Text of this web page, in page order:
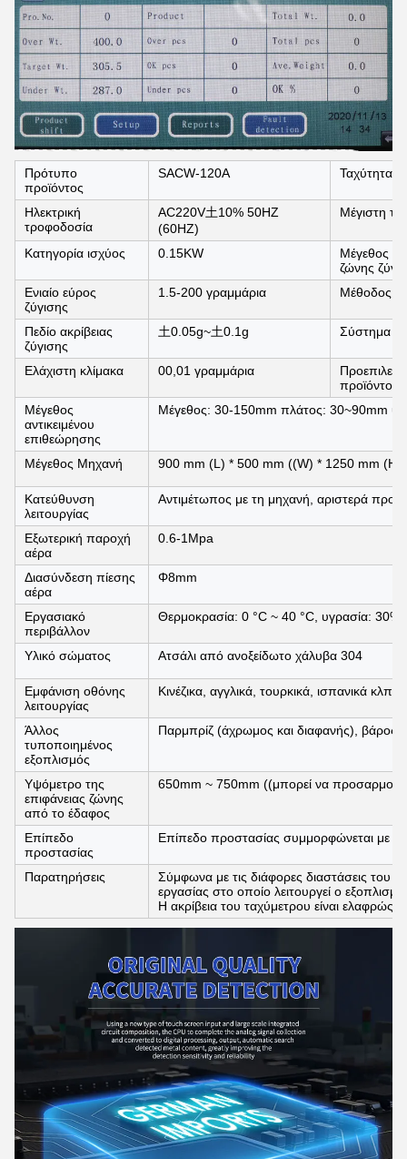
Πρότυπο
προϊόντος
SACW-120A Ταχύτητα
Ηλεκτρική
τροφοδοσία
AC220V土10% 50HZ
(60HZ)
Μέγιστη
Κατηγορία ισχύος 0.15KW
Μέγεθος
ζώνης
Ενιαίο εύρος
ζύγισης
1.5-200 γραμμάρια Μέθοδος
Πεδίο ακρίβειας
ζύγισης
土0.05g~土0.1g Σύστημα
Ελάχιστη κλίμακα 00,01 γραμμάρια
προϊόντος
Μέγεθος
αντικειμένου
επιθεώρησης
Μέγεθος: 30-150mm πλάτος: 30~90mm
Μέγεθος Μηχανή 900 mm (L) * 500 mm ((W) * 1250 mm (H)
Κατεύθυνση
λειτουργίας
Αντιμέτωπος με τη μηχανή, αριστερά προς
Εξωτερική παροχή
αέρα
0.6-1Mpa
Διασύνδεση πίεσης
αέρα
Φ8mm
Εργασιακό
περιβάλλον
Θερμοκρασία: 0 °C ~ 40 °C, υγρασία: 30%
Υλικό σώματος Ατσάλι από ανοξείδωτο χάλυβα 304
Εμφάνιση οθόνης
λειτουργίας
Κινέζικα, αγγλικά, τουρκικά, ισπανικά κλπ.
Άλλος
τυποποιημένος
εξοπλισμός
Παρμπρίζ (άχρωμος και διαφανής), βάρος
Υψόμετρο της
επιφάνειας ζώνης
από το έδαφος
650mm ~ 750mm ((μπορεί να
Επίπεδο
προστασίας
Επίπεδο προστασίας συμμορφώνεται με
Παρατηρήσεις
Σύμφωνα με τις διάφορες διαστάσεις του
εργασίας στο οποίο λειτουργεί ο
Η ακρίβεια του ταχύμετρου είναι ελαφρώς